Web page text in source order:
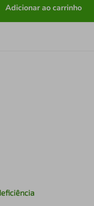
Adicionar ao carrinho